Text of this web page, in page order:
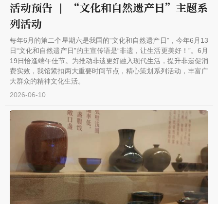
活动预告 | “文化和自然遗产日”主题系
列活动
每年6月的第二个星期六是我国的“文化和自然遗产日”，今年6月13
日“文化和自然遗产日”的主宣传语是“非遗，让生活更美好！”。6月
19日恰逢端午佳节。为推动非遗更好融入现代生活，提升非遗促消
费实效，我馆紧扣两大重要时间节点，精心策划系列活动，丰富广
大群众的精神文化生活。
2026-06-10